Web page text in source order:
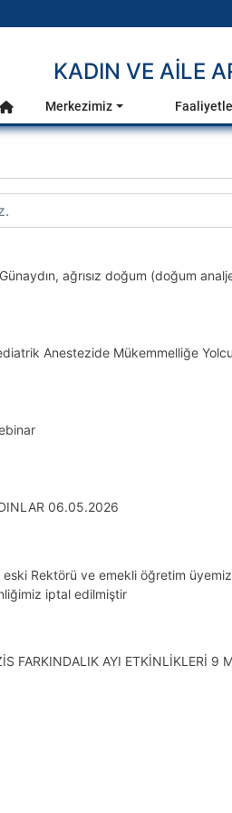
KADIN VE AİLE
Anasayfa
Merkezimiz
ağrısız doğum (doğum
Anestezide Mükemmelliğe
06.05.2026
Rektörü ve emekli öğretim
iptal edilmiştir
FARKINDALIK AYI ETKİNLİKLERİ 9